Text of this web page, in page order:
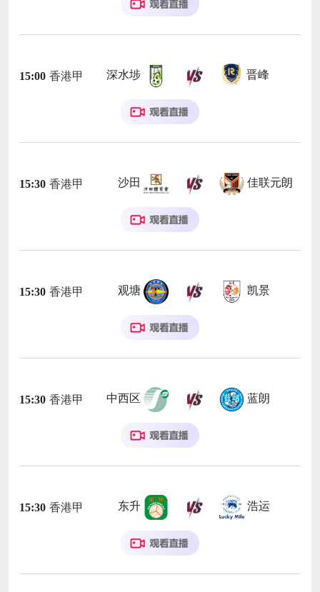
15:00 香港甲 深水埗 晋峰
15:30 香港甲 沙田 佳联元朗
15:30 香港甲 观塘 凯景
15:30 香港甲 中西区 蓝朗
15:30 香港甲 东升 浩运